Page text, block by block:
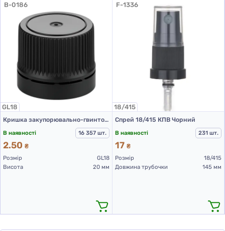
B-0186
GL18
Кришка закупорювально-гвинтова з контролем першого відкриття тип 1.4к чорна
В наявності
16 357 шт.
2.50 ₴
Розмір
GL18
Висота
20 мм
F-1336
18/415
Спрей 18/415 КПВ Чорний
В наявності
231 шт.
17 ₴
Розмір
18/415
Довжина трубочки
145 мм